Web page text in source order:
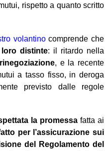
rispetto a quanto scritto
volantinocomprende che
distinte: il ritardo nella
rinegoziazione, e la recente
a tasso fisso, in deroga
previsto dalle regole
la promessa fatta ai
per l’assicurazione sui
del Regolamento del